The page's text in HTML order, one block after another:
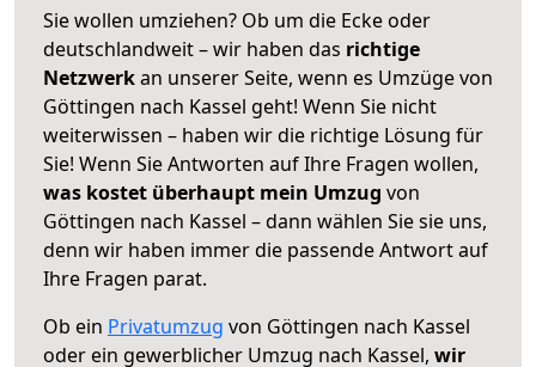
Sie wollen umziehen? Ob um die Ecke oder
deutschlandweit – wir haben das richtige
Netzwerkan unserer Seite, wenn es Umzüge von
Göttingen nach Kassel geht! Wenn Sie nicht
weiterwissen – haben wir die richtige Lösung für
Sie! Wenn Sie Antworten auf Ihre Fragen wollen,
was kostet überhaupt mein Umzug von
Göttingen nach Kassel – dann wählen Sie sie uns,
denn wir haben immer die passende Antwort auf
Ihre Fragen parat.
Ob ein Privatumzug von Göttingen nach Kassel
oder ein gewerblicher Umzug nach Kassel, wir